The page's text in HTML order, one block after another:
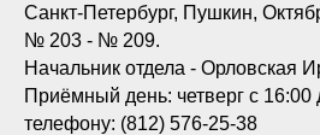
Санкт-Петербург, Пушкин,
№ 203 - № 209.
Начальник отдела - Орловская
Приёмный день: четверг с 16:00
телефону: (812) 576-25-38